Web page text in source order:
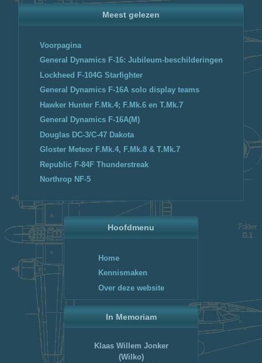
Hoofdmenu
Home
Kennismaken
Over deze website
In Memoriam
Klaas Willem Jonker
(Wilko)
Meest gelezen
Voorpagina
General Dynamics F-16: Jubileum-beschilderingen
Lockheed F-104G Starfighter
General Dynamics F-16A solo display teams
Hawker Hunter F.Mk.4; F.Mk.6 en T.Mk.7
General Dynamics F-16A(M)
Douglas DC-3/C-47 Dakota
Gloster Meteor F.Mk.4, F.Mk.8 & T.Mk.7
Republic F-84F Thunderstreak
Northrop NF-5